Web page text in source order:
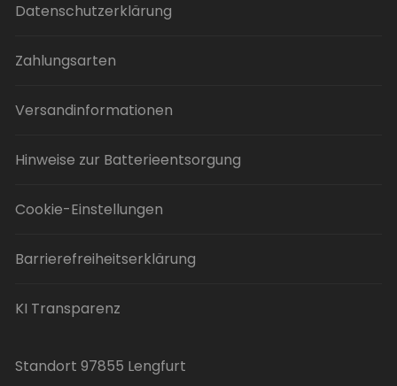
Datenschutzerklärung
Zahlungsarten
Versandinformationen
Hinweise zur Batterieentsorgung
Cookie-Einstellungen
Barrierefreiheitserklärung
KI Transparenz
Standort 97855 Lengfurt